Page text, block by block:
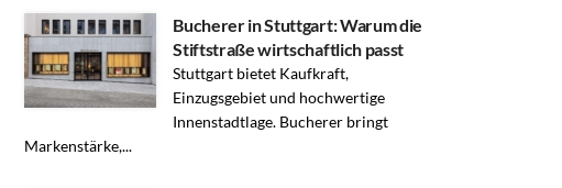
Bucherer in Stuttgart: Warum die
Stiftstraße wirtschaftlich passt
Stuttgart bietet Kaufkraft,
Einzugsgebiet und hochwertige
Innenstadtlage. Bucherer bringt
Markenstärke,...